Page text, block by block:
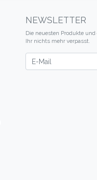
NEWSLETTER
Die neuesten Produkte
Ihr nichts mehr verpasst.
Newsletter